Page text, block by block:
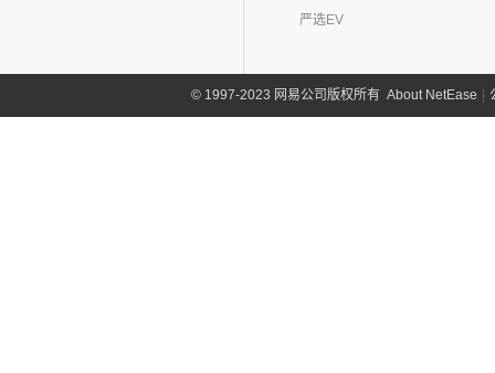
严选EV
©1997-2023 网易公司版权所有 About NetEase